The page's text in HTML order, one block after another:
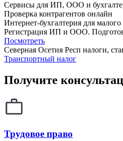
Сервисы для ИП, ООО и
Проверка контрагентов онлайн
Интернет-бухгалтерия для малого
Регистрация ИП и ООО.
Посмотреть
Северная Осетия Респ налоги,
Транспортный налог
Получите
Трудовое право